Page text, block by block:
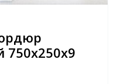
750х250х9